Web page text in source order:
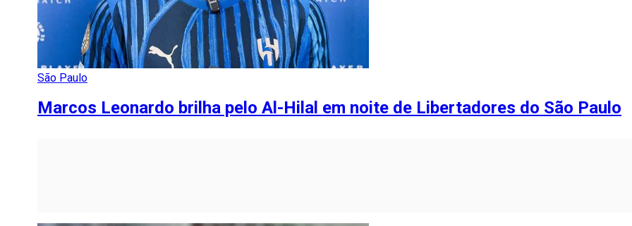
São Paulo
Marcos Leonardo brilha pelo Al-Hilal em noite de Libertadores do São Paulo